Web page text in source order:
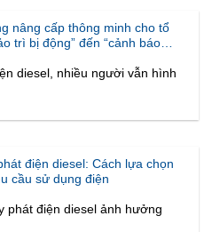
nâng cấp thông minh cho tổ
trì bị động” đến “cảnh báo
nghệ then chốt năm 2026
diesel, nhiều người vẫn hình
điện diesel: Cách lựa chọn
cầu sử dụng điện
phát điện diesel ảnh hưởng